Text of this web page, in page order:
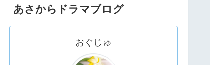
あさからドラマブログ
おぐじゅ